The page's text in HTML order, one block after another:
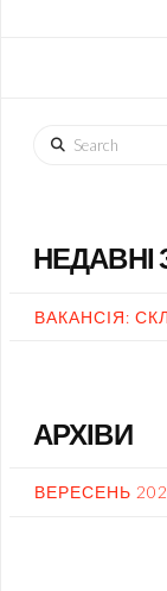
Search
НЕДАВНІ
ВАКАНСІЯ:
АРХІВИ
ВЕРЕСЕНЬ